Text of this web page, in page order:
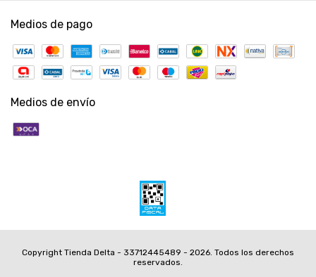
Medios de pago
Medios de envío
Copyright Tienda Delta - 33712445489 - 2026. Todos los derechos
reservados.